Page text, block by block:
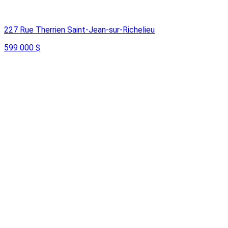
227 Rue Therrien Saint-Jean-sur-Richelieu
599 000 $